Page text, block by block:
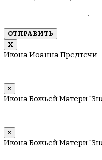
имен
запятую
Х
Икона Иоанна Предтечи
×
Икона Божьей Матери
×
Икона Божьей Матери